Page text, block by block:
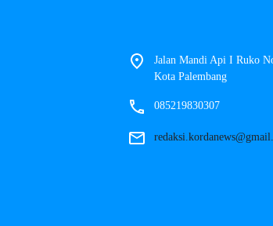
Jalan Mandi Api I Ruko
Kota Palembang
085219830307